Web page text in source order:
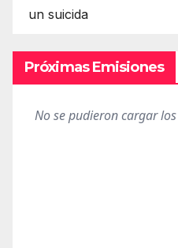
un suicida
Próximas Emisiones